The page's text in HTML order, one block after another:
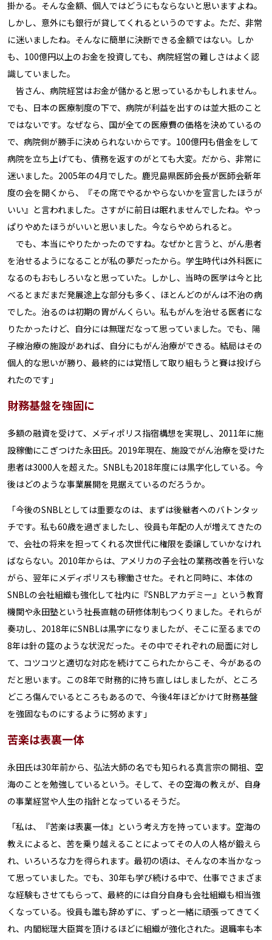
掛かる。そんな金額、個人ではどうにもならないと思いますよね。
しかし、意外にも銀行が貸してくれるというのですよ。ただ、非常
に迷いましたね。そんなに簡単に決断できる金額ではない。しか
も、100億円以上のお金を投資しても、病院経営の難しさはよく認
識していました。
皆さん、病院経営はお金が儲かると思っているかもしれません。
でも、日本の医療制度の下で、病院が利益を出すのは並大抵のこと
ではないです。なぜなら、国が全ての医療費の価格を決めているの
で、病院側が勝手に決められないからです。100億円も借金をして
病院を立ち上げても、債務を返すのがとても大変。だから、非常に
迷いました。2005年の4月でした。鹿児島県医師会長が医師会新年
度の会を開くから、『その席でやるかやらないかを宣言したほうが
いい』と言われました。さすがに前日は眠れませんでしたね。やっ
ぱりやめたほうがいいと思いました。今ならやめられると。
でも、本当にやりたかったのですね。なぜかと言うと、がん患者
を治せるようになることが私の夢だったから。学生時代は外科医に
なるのもおもしろいなと思っていた。しかし、当時の医学は今と比
べるとまだまだ発展途上な部分も多く、ほとんどのがんは不治の病
でした。治るのは初期の胃がんくらい。私もがんを治せる医者にな
りたかったけど、自分には無理だなって思っていました。でも、陽
子線治療の施設があれば、自分にもがん治療ができる。結局はその
個人的な思いが勝り、最終的には覚悟して取り組もうと賽は投げら
れたのです」
財務基盤を強固に
多額の融資を受けて、メディポリス指宿構想を実現し、2011年に施
設稼働にこぎつけた永田氏。2019年現在、施設でがん治療を受けた
患者は3000人を超えた。SNBLも2018年度には黒字化している。今
後はどのような事業展開を見据えているのだろうか。
「今後のSNBLとしては重要なのは、まずは後継者へのバトンタッ
チです。私も60歳を過ぎましたし、役員も年配の人が増えてきたの
で、会社の将来を担ってくれる次世代に権限を委譲していかなけれ
ばならない。2010年からは、アメリカの子会社の業務改善を行いな
がら、翌年にメディポリスも稼働させた。それと同時に、本体の
SNBLの会社組織も強化して社内に『SNBLアカデミー』という教育
機関や永田塾という社長直轄の研修体制もつくりました。それらが
奏功し、2018年にSNBLは黒字になりましたが、そこに至るまでの
8年は針の筵のような状況だった。その中でそれぞれの局面に対し
て、コツコツと適切な対応を続けてこられたからこそ、今があるの
だと思います。この8年で財務的に持ち直しはしましたが、ところ
どころ傷んでいるところもあるので、今後4年ほどかけて財務基盤
を強固なものにするように努めます」
苦楽は表裏一体
永田氏は30年前から、弘法大師の名でも知られる真言宗の開祖、空
海のことを勉強しているという。そして、その空海の教えが、自身
の事業経営や人生の指針となっているそうだ。
「私は、『苦楽は表裏一体』という考え方を持っています。空海の
教えによると、苦を乗り越えることによってその人の人格が鍛えら
れ、いろいろな力を得られます。最初の頃は、そんなの本当かなっ
て思っていました。でも、30年も学び続ける中で、仕事でさまざま
な経験もさせてもらって、最終的には自分自身も会社組織も相当強
くなっている。役員も誰も辞めずに、ずっと一緒に頑張ってきてく
れ、内閣総理大臣賞を頂けるほどに組織が強化された。退職率も本